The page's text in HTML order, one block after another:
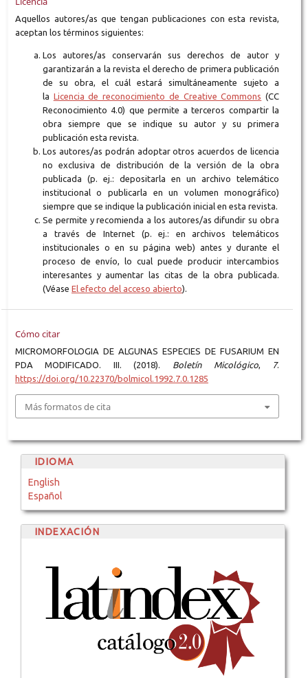
Aquellos autores/as que tengan publicaciones con esta revista,
aceptan los términos siguientes:
Los autores/as conservarán sus derechos de autor y
garantizarán a la revista el derecho de primera publicación
de su obra, el cuál estará simultáneamente sujeto a
la Licencia de reconocimiento de Creative Commons (CC
Reconocimiento 4.0) que permite a terceros compartir la
obra siempre que se indique su autor y su primera
publicación esta revista.
Los autores/as podrán adoptar otros acuerdos de licencia
no exclusiva de distribución de la versión de la obra
publicada (p. ej.: depositarla en un archivo telemático
institucional o publicarla en un volumen monográfico)
siempre que se indique la publicación inicial en esta revista.
Se permite y recomienda a los autores/as difundir su obra
a través de Internet (p. ej.: en archivos telemáticos
institucionales o en su página web) antes y durante el
proceso de envío, lo cual puede producir intercambios
interesantes y aumentar las citas de la obra publicada.
(Véase El efecto del acceso abierto).
Cómo citar
MICROMORFOLOGIA DE ALGUNAS ESPECIES DE FUSARIUM EN
PDA MODIFICADO. III. (2018). Boletín Micológico, 7.
https://doi.org/10.22370/bolmicol.1992.7.0.1285
Más formatos de cita
IDIOMA
English
Español
INDEXACIÓN